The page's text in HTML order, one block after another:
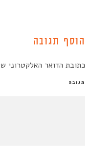
הוסף תגובה
כתובת הדואר האלקטרוני
תגובה